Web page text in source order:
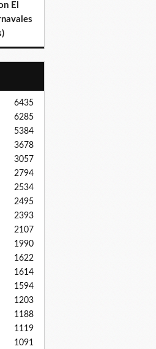
El
6435
6285
5384
3678
3057
2794
2534
2495
2393
2107
1990
1622
1614
1594
1203
1188
1119
1091